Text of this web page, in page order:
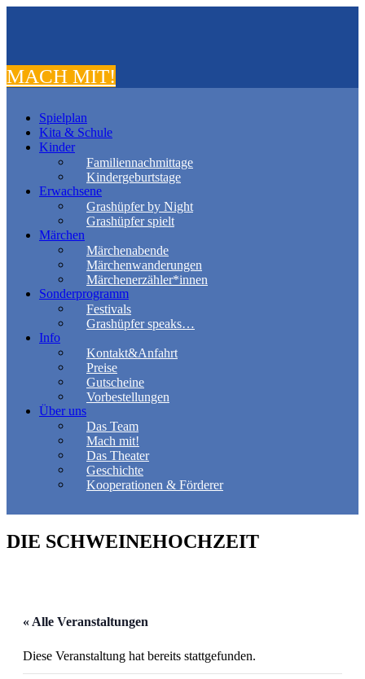
MACH MIT!
Spielplan
Kita & Schule
Kinder
Familiennachmittage
Kindergeburtstage
Erwachsene
Grashüpfer by Night
Grashüpfer spielt
Märchen
Märchenabende
Märchenwanderungen
Märchenerzähler*innen
Sonderprogramm
Festivals
Grashüpfer speaks…
Info
Kontakt&Anfahrt
Preise
Gutscheine
Vorbestellungen
Über uns
Das Team
Mach mit!
Das Theater
Geschichte
Kooperationen & Förderer
DIE SCHWEINEHOCHZEIT
« Alle Veranstaltungen
Diese Veranstaltung hat bereits stattgefunden.